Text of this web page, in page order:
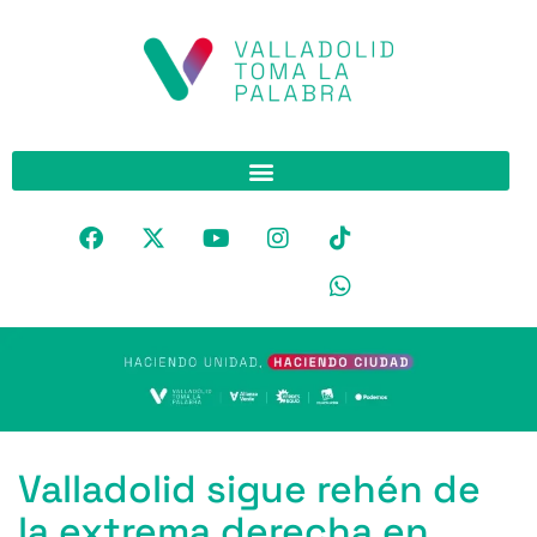
Valladolid sigue rehén de